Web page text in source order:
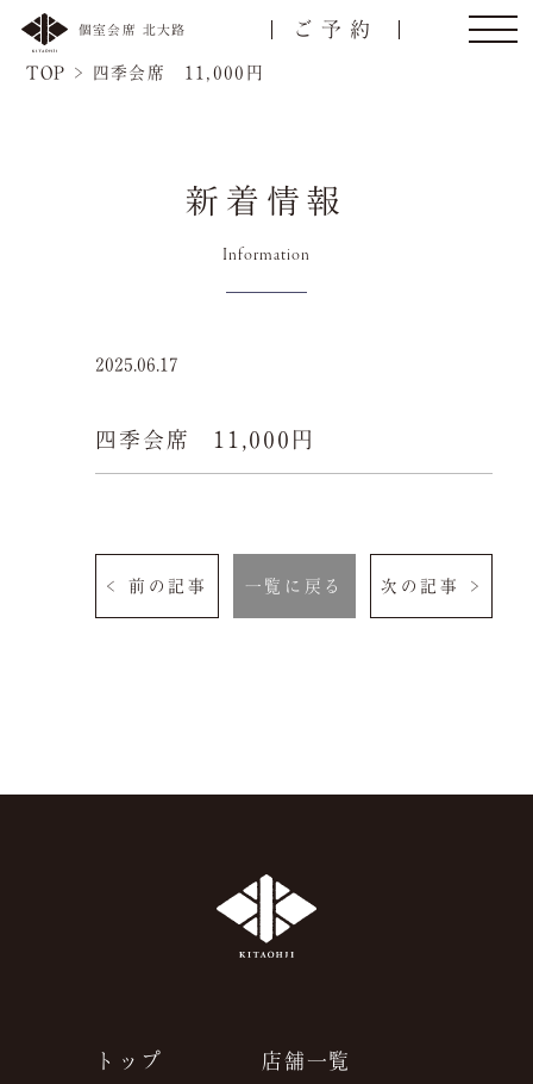
個室会席 北大路 ご予約
名様
ご接待/会食
お顔合わせ
慶事/法事
よくある質問 お問い合わせ
ー
サイトマップ
TOP > 四季会席 11,000円
新着情報
Information
2025.06.17
四季会席 11,000円
< 前の記事 一覧に戻る 次の記事 >
トップ 店舗一覧